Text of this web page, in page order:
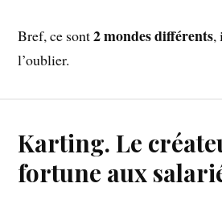
Bref, ce sont2 mondes différents,
l’oublier.
Karting. Le
fortune aux